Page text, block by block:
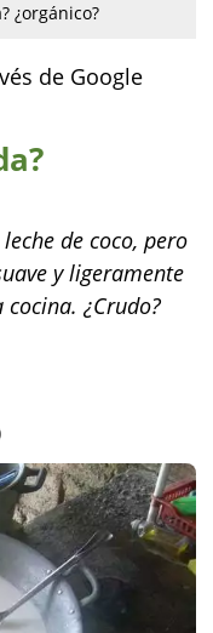
¿orgánico?
de Google
de coco, pero
y ligeramente
¿Crudo?